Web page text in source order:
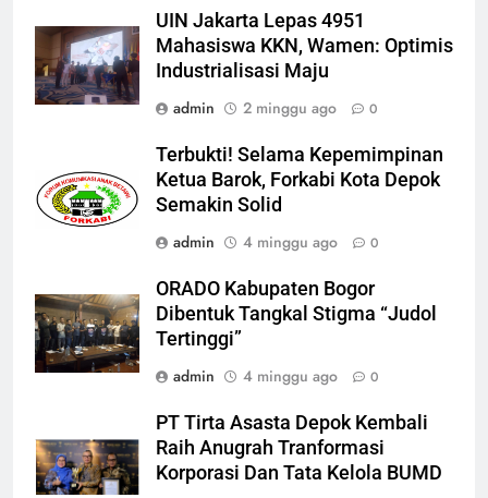
UIN Jakarta Lepas 4951
Mahasiswa KKN, Wamen: Optimis
Industrialisasi Maju
admin
2 minggu ago 0
Terbukti! Selama Kepemimpinan
Ketua Barok, Forkabi Kota Depok
Semakin Solid
admin
4 minggu ago 0
ORADO Kabupaten Bogor
Dibentuk Tangkal Stigma “Judol
Tertinggi”
admin
4 minggu ago 0
PT Tirta Asasta Depok Kembali
Raih Anugrah Tranformasi
Korporasi Dan Tata Kelola BUMD